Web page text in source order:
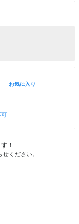
お気に入り
可
！
せください。